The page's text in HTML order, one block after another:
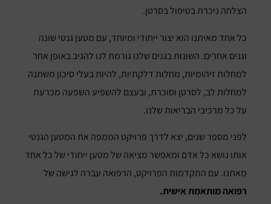
הצלחה ניכרת בטיפול בסרטן.
כל אחד מאיתנו הוא יצור ייחודי ומיוחד, עם מטען גנטי שונה
וגנים אחרים. השונות בגנים שלנו גורמת לנו להגיב באופן אחר
למחלות זיהומיות, מחלות דלקתיות, להיות בעלי סיכון משתנה
למחלות לב, לסרטן וסוכרת, ובעצם להשפיע השפעה מכרעת
על כל מרכיבי הבריאות שלנו.
לפני מספר שנים, יצא לדרך פרויקט הממפה את המטען הגנטי
אותו נושא כל אדם ומאפשר מציאה של מטען ייחודי של כל אחד
מאתנו. עם התקדמות הפרויקט, הרפואה עברה לגישה של
רפואה מותאמת אישית.